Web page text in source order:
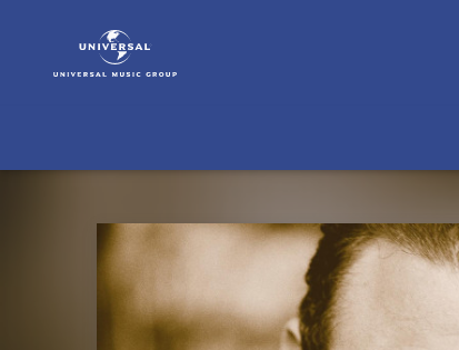
Maltese